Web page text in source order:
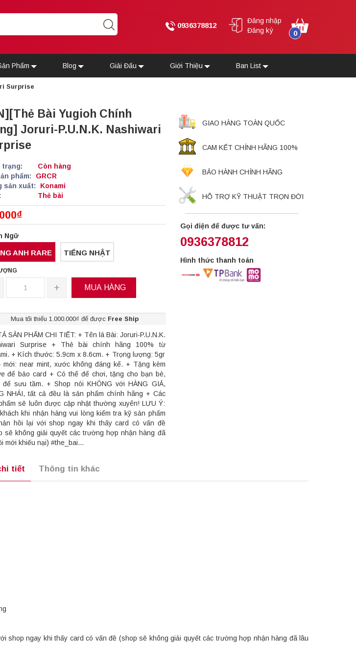
0936378812
Đăng nhập
Đăng ký
0
Phẩm Blog Giải Đấu Giới Thiệu Ban List
Surprise
Bài Yugioh Chính
Joruri-P.U.N.K. Nashiwari
trạng:
Còn hàng
phẩm:
GRCR
sản xuất:
Konami
Thẻ bài
Ngữ
ANH RARE TIẾNG NHẬT
+ MUA HÀNG
Mua tối thiểu 1.000.000₫ để được Free Ship
SẢN PHẨM CHI TIẾT: + Tên lá Bài: Joruri-P.U.N.K.
Surprise + Thẻ bài chính hãng 100% từ
+ Kích thước: 5.9cm x 8.6cm. + Trọng lượng: 5gr
mới: near mint, xước không đáng kể. + Tặng kèm
để bảo card + Có thể để chơi, tặng cho bạn bè,
để sưu tầm. + Shop nói KHÔNG với HÀNG GIẢ,
NHÁI, tất cả đều là sản phẩm chính hãng + Các
sẽ luôn được cập nhật thường xuyên! LƯU Ý:
khi nhận hàng vui lòng kiểm tra kỹ sản phẩm
hồi lại với shop ngay khi thấy card có vấn đề
sẽ không giải quyết các trường hợp nhận hàng đã
mới khiếu nại) #the_bai...
GIAO HÀNG TOÀN QUỐC
CAM KẾT CHÍNH HÃNG 100%
BẢO HÀNH CHÍNH HÃNG
HỖ TRỢ KỸ THUẬT TRỌN ĐỜI
Gọi điện để được tư vấn:
0936378812
Hình thức thanh toán
tiết Thông tin khác
shop ngay khi thấy card có vấn đề (shop sẽ không giải quyết các trường hợp nhận hàng đã lâu